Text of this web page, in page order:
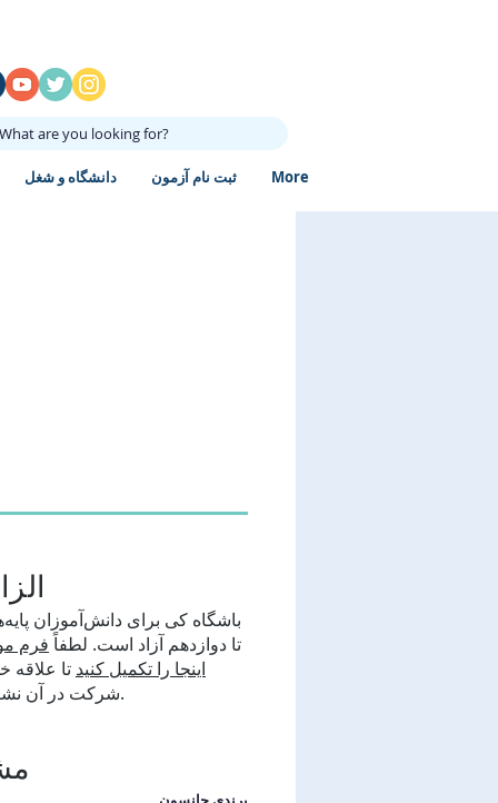
What are you looking for?
دانشگاه و شغل ثبت نام آزمون More
باشگاه کی برای دانش‌آموزان
تا دوازدهم آزاد است. لطفاًفرم
اینجا را تکمیل کنید تا علاقه
شرکت در آن نشان دهید.